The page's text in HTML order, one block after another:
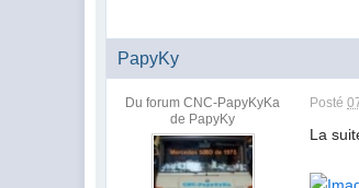
PapyKy
Du forum CNC-PapyKyKa
de PapyKy
Posté
La